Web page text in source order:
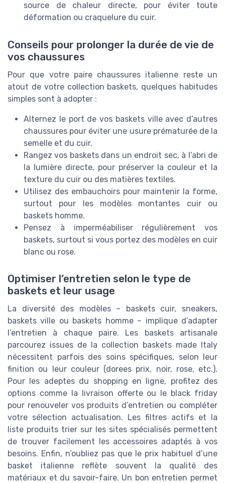
source de chaleur directe, pour éviter toute
déformation ou craquelure du cuir.
Conseils pour prolonger la durée de vie de
vos chaussures
Pour que votre paire chaussures italienne reste un
atout de votre collection baskets, quelques habitudes
simples sont à adopter :
Alternez le port de vos baskets ville avec d’autres
chaussures pour éviter une usure prématurée de la
semelle et du cuir.
Rangez vos baskets dans un endroit sec, à l’abri de
la lumière directe, pour préserver la couleur et la
texture du cuir ou des matières textiles.
Utilisez des embauchoirs pour maintenir la forme,
surtout pour les modèles montantes cuir ou
baskets homme.
Pensez à imperméabiliser régulièrement vos
baskets, surtout si vous portez des modèles en cuir
blanc ou rose.
Optimiser l’entretien selon le type de
baskets et leur usage
La diversité des modèles – baskets cuir, sneakers,
baskets ville ou baskets homme – implique d’adapter
l’entretien à chaque paire. Les baskets artisanale
parcourez issues de la collection baskets made Italy
nécessitent parfois des soins spécifiques, selon leur
finition ou leur couleur (dorees prix, noir, rose, etc.).
Pour les adeptes du shopping en ligne, profitez des
options comme la livraison offerte ou le black friday
pour renouveler vos produits d’entretien ou compléter
votre sélection actualisation. Les filtres actifs et la
liste produits trier sur les sites spécialisés permettent
de trouver facilement les accessoires adaptés à vos
besoins. Enfin, n’oubliez pas que le prix habituel d’une
basket italienne reflète souvent la qualité des
matériaux et du savoir-faire. Un bon entretien permet